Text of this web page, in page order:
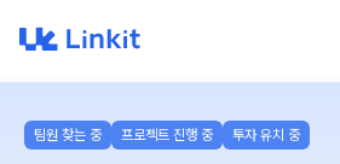
팀원 찾는 중 프로젝트 진행 중 투자 유치 중